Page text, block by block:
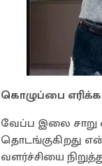
கொழுப்பை எரிக்க
வேப்ப இலை சாறு
தொடங்குகிறது
வளர்ச்சியை